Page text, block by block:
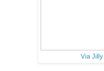
Via Jilly